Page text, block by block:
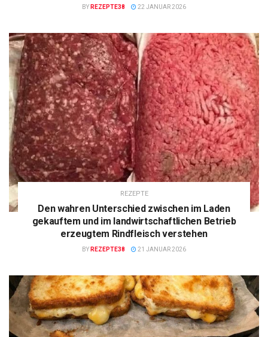
BY REZEPTE38 22 JANUAR 2026
REZEPTE
Den wahren Unterschied zwischen im Laden
gekauftem und im landwirtschaftlichen Betrieb
erzeugtem Rindfleisch verstehen
BY REZEPTE38 21 JANUAR 2026